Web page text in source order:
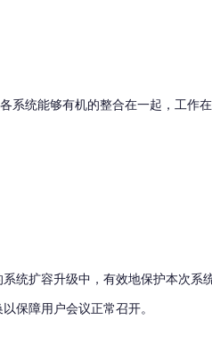
统能够有机的整合在一起，工作在
扩容升级中，有效地保护本次系
保障用户会议正常召开。